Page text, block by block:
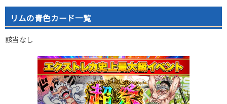
リムの青色カード一覧
該当なし